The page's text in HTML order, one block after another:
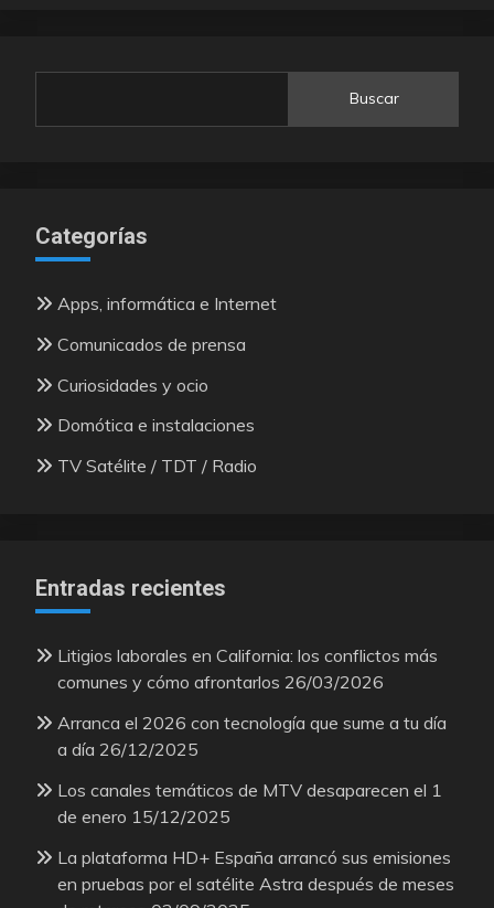
Buscar
Categorías
Apps, informática e Internet
Comunicados de prensa
Curiosidades y ocio
Domótica e instalaciones
TV Satélite / TDT / Radio
Entradas recientes
Litigios laborales en California: los conflictos más
comunes y cómo afrontarlos 26/03/2026
Arranca el 2026 con tecnología que sume a tu día
a día 26/12/2025
Los canales temáticos de MTV desaparecen el 1
de enero 15/12/2025
La plataforma HD+ España arrancó sus emisiones
en pruebas por el satélite Astra después de meses